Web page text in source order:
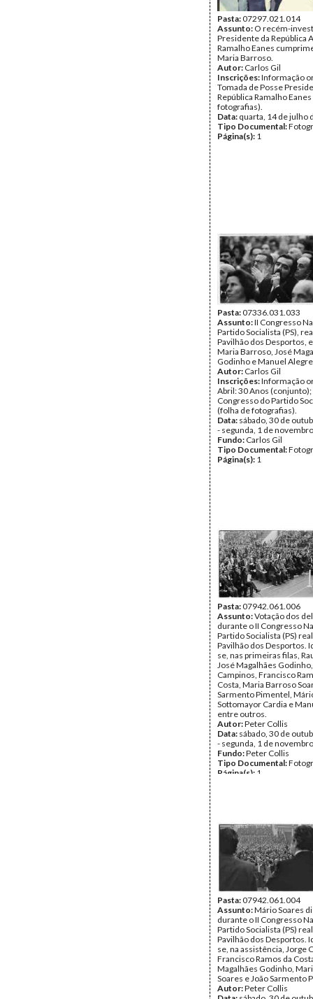
Pasta:07297.021.014
Assunto: O recém-
Presidente da República
Ramalho Eanes
Maria Barroso.
Autor: Carlos Gil
Inscrições:Informação
Tomada de Posse
República Ramalho
fotografias).
Data: quarta, 14 de julho
Tipo Documental:
Página(s): 1
Pasta:07336.031.033
Assunto:II Congresso
Partido Socialista (PS),
Pavilhão dos Desportos,
Maria Barroso, José
Godinho e Manuel
Autor: Carlos Gil
Inscrições:Informação
Abril: 30 Anos (conjunto);
Congresso do Partido
(folha de fotografias).
Data: sábado, 30 de
- segunda, 1 de
Fundo: Carlos Gil
Tipo Documental:
Página(s): 1
Pasta:07942.061.006
Assunto:Votação dos
durante o II Congresso
Partido Socialista (PS)
Pavilhão dos Desportos.
se, nas primeiras filas,
José Magalhães
Campinos, Francisco
Costa, Maria Barroso
Sarmento Pimentel,
Sottomayor Cardia e
entre outros.
Autor:Peter Collis
Data: sábado, 30 de
- segunda, 1 de
Fundo:Peter Collis
Tipo Documental:
Página(s): 1
Pasta:07942.061.004
Assunto:Mário Soares
durante o II Congresso
Partido Socialista (PS)
Pavilhão dos Desportos.
se, na assistência, Jorge
Francisco Ramos da
Magalhães Godinho,
Soares e João Sarmento
Autor:Peter Collis